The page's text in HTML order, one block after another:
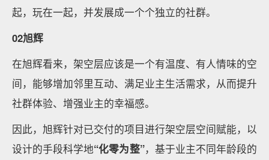
起，玩在一起，并发展成一个个独立的社群。
02旭辉
在旭辉看来，架空层应该是一个有温度、有人情味的空
间，能够增加邻里互动、满足业主生活需求，从而提升
社群体验、增强业主的幸福感。
因此，旭辉针对已交付的项目进行架空层空间赋能，以
设计的手段科学地“化零为整”，基于业主不同年龄段的